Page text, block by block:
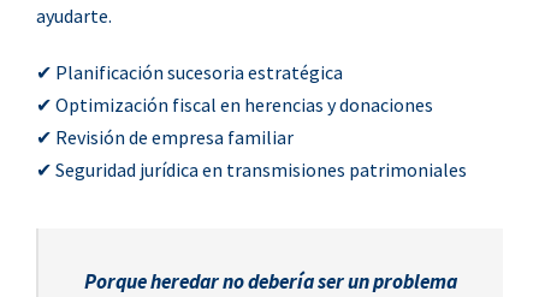
ayudarte.
✔ Planificación sucesoria estratégica
✔ Optimización fiscal en herencias y donaciones
✔ Revisión de empresa familiar
✔ Seguridad jurídica en transmisiones patrimoniales
Porque heredar no debería ser un problema